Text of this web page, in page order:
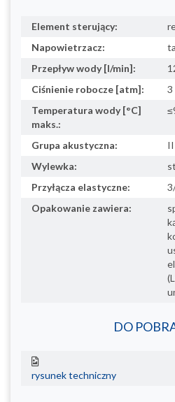
Element sterujący:
Napowietrzacz:
Przepływ wody [l/min]:
Ciśnienie robocze [atm]:
3
Temperatura wody [°C]
maks.:
Grupa akustyczna:
II
Wylewka:
Przyłącza elastyczne:
Opakowanie zawiera:
DO
rysunek techniczny